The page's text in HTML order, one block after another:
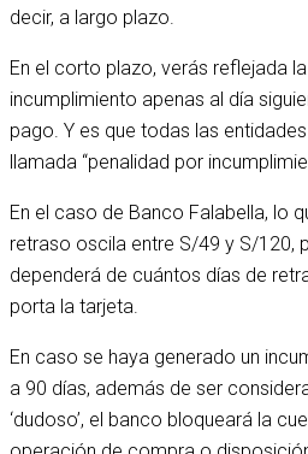
decir, a largo plazo.
En el corto plazo, verás reflejada
incumplimiento apenas al día
pago. Y es que todas las
llamada “penalidad por
En el caso de Banco Falabella, lo
retraso oscila entre S/49 y S/120,
dependerá de cuántos días de
porta la tarjeta.
En caso se haya generado un
a 90 días, además de ser
‘dudoso’, el banco bloqueará la